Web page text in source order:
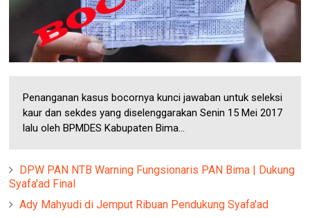
Penanganan kasus bocornya kunci jawaban untuk seleksi
kaur dan sekdes yang diselenggarakan Senin 15 Mei 2017
lalu oleh BPMDES Kabupaten Bima...
DPW PAN NTB Warning Fungsionaris PAN Bima | Dukung
Syafa'ad Final
Ady Mahyudi di Jemput Ribuan Pendukung Syafa'ad